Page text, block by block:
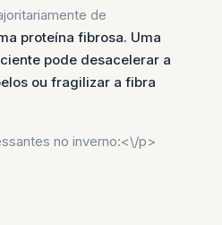
de
proteína fibrosa. Uma
pode desacelerar a
ou fragilizar a fibra
no inverno:<\/p>